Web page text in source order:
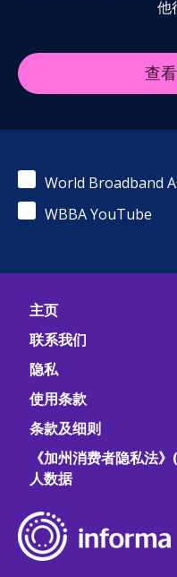
他
查
World Broadband
WBBA YouTube
主页
联系我们
隐私
使用条款
条款及细则
《加州消费者隐私法
人数据